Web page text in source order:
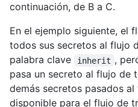
continuación, de B a C.
En el ejemplo siguiente, el
todos sus secretos al flujo
palabra clave
inherit ,
pasa un secreto al flujo de
demás secretos pasados
disponible para el flujo de